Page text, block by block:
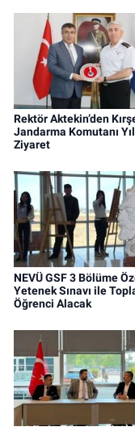
Rektör Aktekin’den
Jandarma Komutanı
Ziyaret
NEVÜ GSF 3 Bölüme
Yetenek Sınavı ile
Öğrenci Alacak